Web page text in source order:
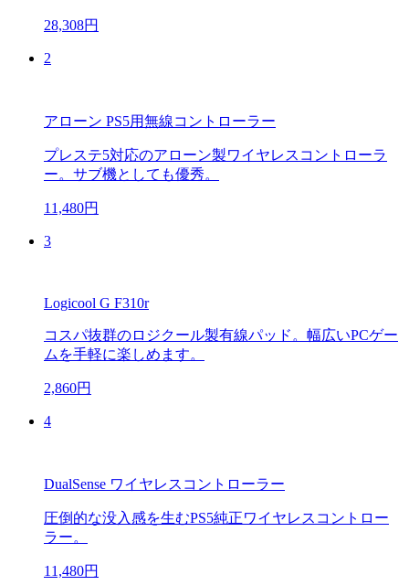
28,308円
2
アローン PS5用無線コントローラー
プレステ5対応のアローン製ワイヤレスコントローラ
ー。サブ機としても優秀。
11,480円
3
Logicool G F310r
コスパ抜群のロジクール製有線パッド。幅広いPCゲー
ムを手軽に楽しめます。
2,860円
4
DualSense ワイヤレスコントローラー
圧倒的な没入感を生むPS5純正ワイヤレスコントロー
ラー。
11,480円